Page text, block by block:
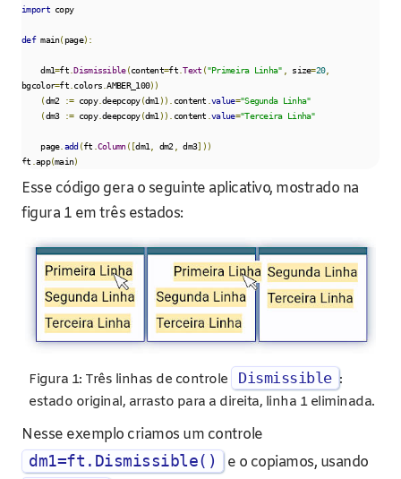
import copy
def main(page):
    dm1
=ft .Dismissible(content=ft .Text ("Primeira Linha" size=20,
bgcolor=ft colors .AMBER_100))
(dm2 := copy.deepcopy(dm1 )). content .value="Segunda Linha"
(dm3 := copy.deepcopy(dm1 )). content .value="Terceira Linha"
    page
. add(ft Column([dm1 dm2 dm3]))
ft app(main)
Esse código gera o seguinte aplicativo, mostrado na
figura 1 em três estados:
Figura 1: Três linhas de controle Dismissible :
estado original, arrasto para a direita, linha 1 eliminada.
Nesse exemplo criamos um controle
dm1=ft.Dismissible() e o copiamos, usando